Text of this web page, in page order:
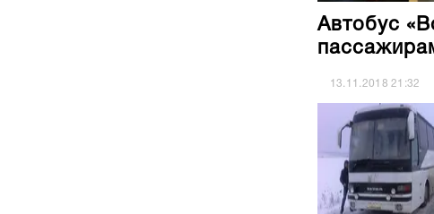
Автобус
13.11.201821:32